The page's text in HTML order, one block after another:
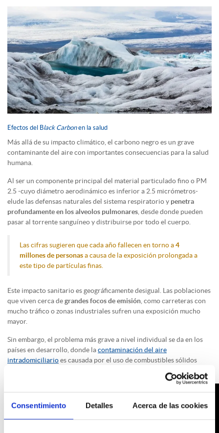
Consentimiento Detalles Acerca de las cookies
Efectos del Black Carbonen la salud
Más allá de su impacto climático, el carbono negro es un grave
contaminante del aire con importantes consecuencias para la salud
humana.
Al ser un componente principal del material particulado fino o PM
2.5 -cuyo diámetro aerodinámico es inferior a 2.5 micrómetros-
elude las defensas naturales del sistema respiratorio y penetra
profundamente en los alveolos pulmonares , desde donde pueden
pasar al torrente sanguíneo y distribuirse por todo el cuerpo.
Las cifras sugieren que cada año fallecen en torno a4
millones de personasa causa de la exposición prolongada a
este tipo de partículas finas.
Este impacto sanitario es geográficamente desigual. Las poblaciones
que viven cerca degrandes focos de emisión , como carreteras con
mucho tráfico o zonas industriales sufren una exposición mucho
mayor.
Sin embargo, el problema más grave a nivel individual se da en los
países en desarrollo, donde lacontaminación del aire
intradomiciliarioes causada por el uso de combustibles sólidos